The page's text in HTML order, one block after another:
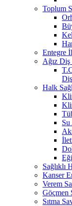
Toplum
Entegre
Ağız
Halk
Sağlıklı
Kanser
Verem
Göçmen
Sıtma